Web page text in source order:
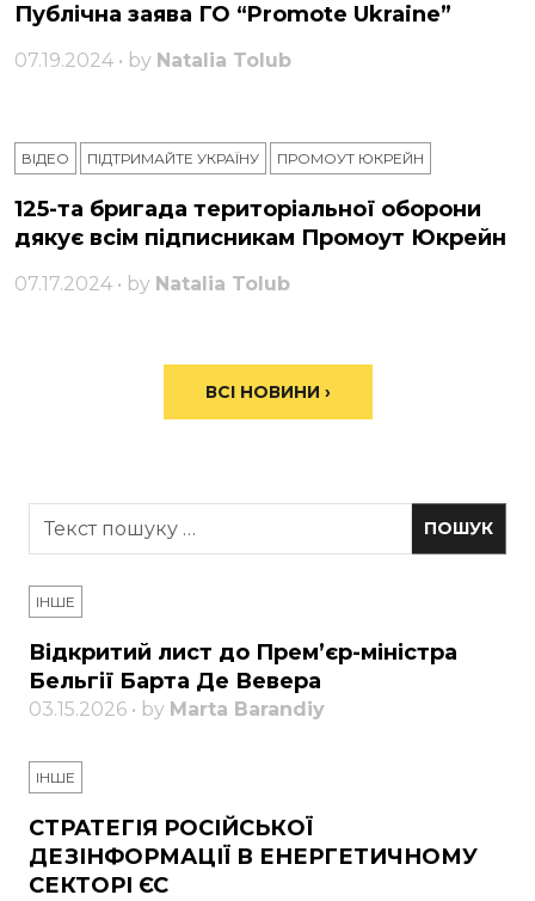
Публічна заява ГО “Promote Ukraine”
07.19.2024 • by Natalia Tolub
ВІДЕО ПІДТРИМАЙТЕ УКРАЇНУ ПРОМОУТ ЮКРЕЙН
125-та бригада територіальної оборони
дякує всім підписникам Промоут Юкрейн
07.17.2024 • by Natalia Tolub
ВСІ НОВИНИ ›
ІНШЕ
Відкритий лист до Прем’єр-міністра
Бельгії Барта Де Вевера
03.15.2026 • by Marta Barandiy
ІНШЕ
СТРАТЕГІЯ РОСІЙСЬКОЇ
ДЕЗІНФОРМАЦІЇ В ЕНЕРГЕТИЧНОМУ
СЕКТОРІ ЄС